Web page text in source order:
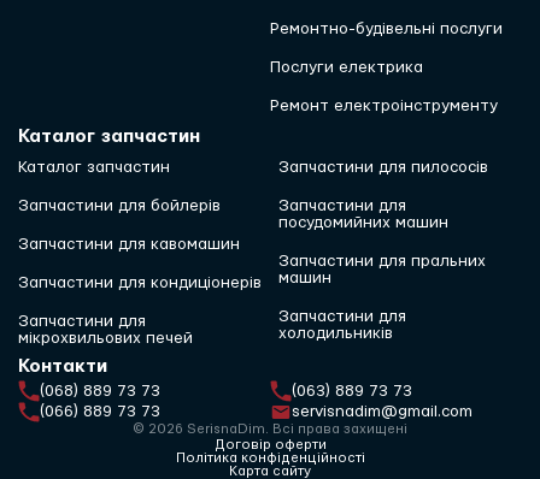
Ремонтно-будівельні послуги
Послуги електрика
Ремонт електроінструменту
Каталог запчастин
Каталог запчастин
Запчастини для бойлерів
Запчастини для кавомашин
Запчастини для кондиціонерів
Запчастини для
мікрохвильових печей
Запчастини для пилососів
Запчастини для
посудомийних машин
Запчастини для пральних
машин
Запчастини для
холодильників
Контакти
(068) 889 73 73
(063) 889 73 73
(066) 889 73 73
servisnadim@gmail.com
© 2026 SerisnaDim. Всі права захищені
Договір оферти
Політика конфіденційності
Карта сайту